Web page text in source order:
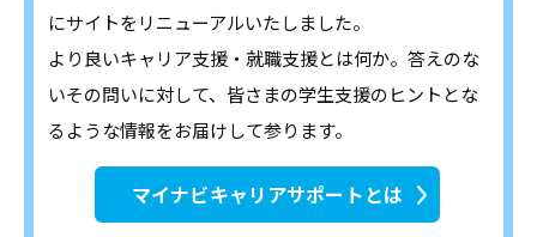
にサイトをリニューアルいたしました。
より良いキャリア支援・就職支援とは何か。答えのな
いその問いに対して、皆さまの学生支援のヒントとな
るような情報をお届けして参ります。
マイナビキャリアサポートとは